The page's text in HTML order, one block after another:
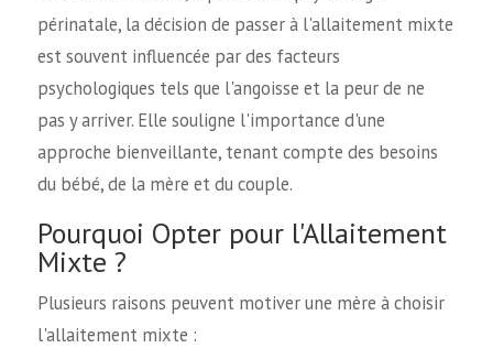
périnatale, la décision de passer à l'allaitement mixte
est souvent influencée par des facteurs
psychologiques tels que l'angoisse et la peur de ne
pas y arriver. Elle souligne l'importance d'une
approche bienveillante, tenant compte des besoins
du bébé, de la mère et du couple.
Pourquoi Opter pour l'Allaitement
Mixte ?
Plusieurs raisons peuvent motiver une mère à choisir
l'allaitement mixte :